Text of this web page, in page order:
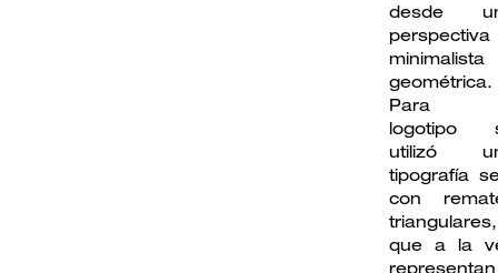
desde
perspectiva
geométrica.
Para
logotipo
utilizó
tipografía
con
triangulares,
que a la
representan